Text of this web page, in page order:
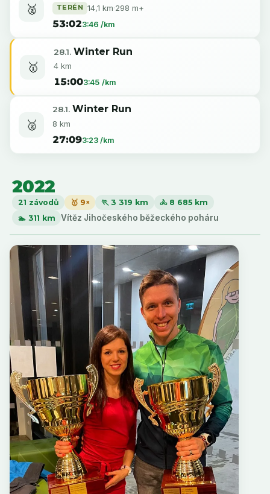
🥈 TERÉN 14,1 km·298 m+
53:023:46 /km
🥇
28.1. Winter Run
4 km
15:003:45 /km
🥈
28.1. Winter Run
8 km
27:093:23 /km
2022
21 závodů 🥇 9× 🏃 3 319 km
🚴 8 685 km
🏊 311 km
Vítěz Jihočeského běžeckého poháru